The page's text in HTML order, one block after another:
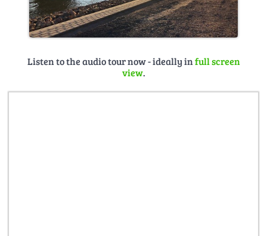
Listen to the audio tour now - ideally infull screen
view.